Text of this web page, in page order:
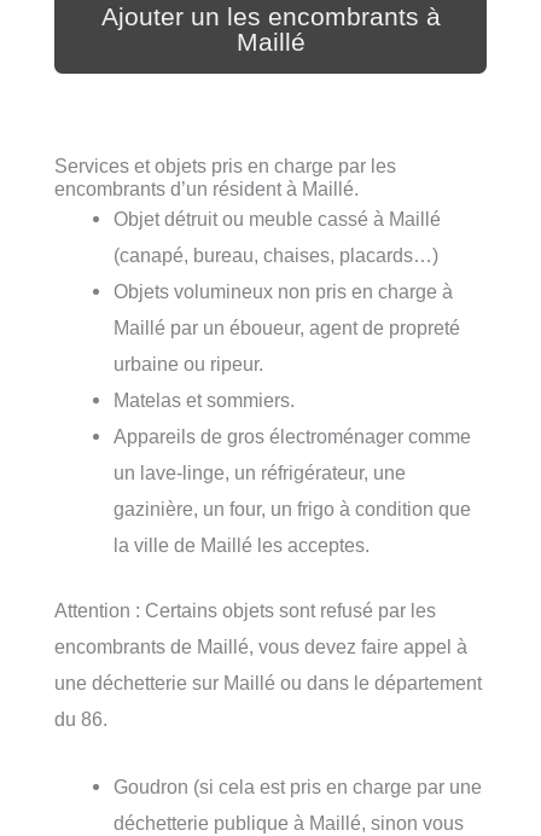
Ajouter un les encombrants à
Maillé
Services et objets pris en charge par les
encombrants d’un résident à Maillé.
Objet détruit ou meuble cassé à Maillé
(canapé, bureau, chaises, placards…)
Objets volumineux non pris en charge à
Maillé par un éboueur, agent de propreté
urbaine ou ripeur.
Matelas et sommiers.
Appareils de gros électroménager comme
un lave-linge, un réfrigérateur, une
gazinière, un four, un frigo à condition que
la ville de Maillé les acceptes.
Attention : Certains objets sont refusé par les
encombrants de Maillé, vous devez faire appel à
une déchetterie sur Maillé ou dans le département
du 86.
Goudron (si cela est pris en charge par une
déchetterie publique à Maillé, sinon vous